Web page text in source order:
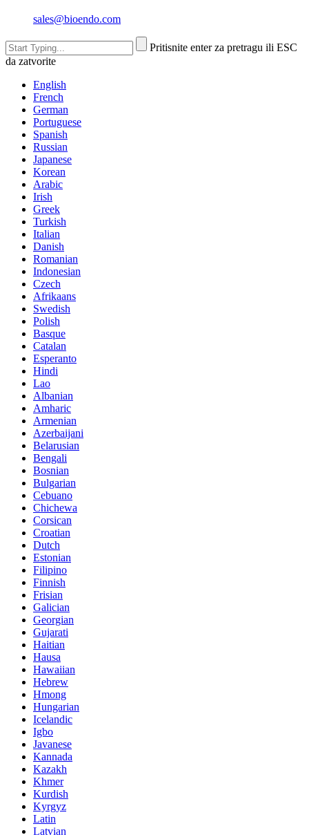
sales@bioendo.com
Pritisnite enter za pretragu ili ESC
da zatvorite
English
French
German
Portuguese
Spanish
Russian
Japanese
Korean
Arabic
Irish
Greek
Turkish
Italian
Danish
Romanian
Indonesian
Czech
Afrikaans
Swedish
Polish
Basque
Catalan
Esperanto
Hindi
Lao
Albanian
Amharic
Armenian
Azerbaijani
Belarusian
Bengali
Bosnian
Bulgarian
Cebuano
Chichewa
Corsican
Croatian
Dutch
Estonian
Filipino
Finnish
Frisian
Galician
Georgian
Gujarati
Haitian
Hausa
Hawaiian
Hebrew
Hmong
Hungarian
Icelandic
Igbo
Javanese
Kannada
Kazakh
Khmer
Kurdish
Kyrgyz
Latin
Latvian